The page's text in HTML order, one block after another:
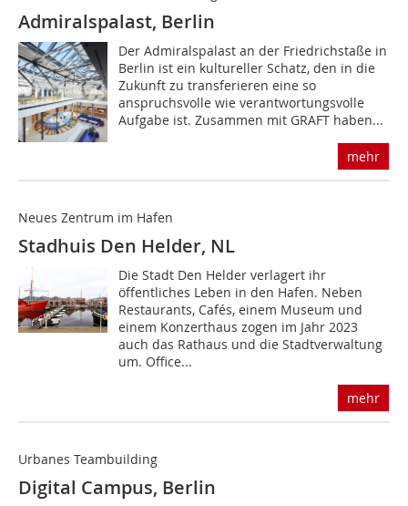
Admiralspalast, Berlin
Der Admiralspalast an der Friedrichstaße in
Berlin ist ein kultureller Schatz, den in die
Zukunft zu transferieren eine so
anspruchsvolle wie verantwortungsvolle
Aufgabe ist. Zusammen mit GRAFT haben...
mehr
Neues Zentrum im Hafen
Stadhuis Den Helder, NL
Die Stadt Den Helder verlagert ihr
öffentliches Leben in den Hafen. Neben
Restaurants, Cafés, einem Museum und
einem Konzerthaus zogen im Jahr 2023
auch das Rathaus und die Stadtverwaltung
um. Office...
mehr
Urbanes Teambuilding
Digital Campus, Berlin